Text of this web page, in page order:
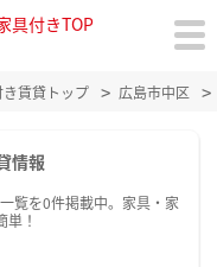
具付きTOP
賃貸トップ 広島市中区
情報
覧を0件掲載中。家具・家
！